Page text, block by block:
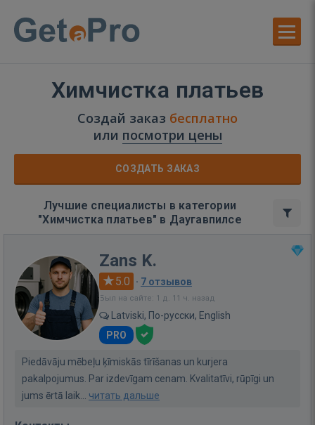
Химчистка платьев
Создай заказ бесплатно
или посмотри цены
СОЗДАТЬ ЗАКАЗ
Лучшие специалисты в категории
"Химчистка платьев" в Даугавпилсе
Zans K.
5.0 · 7 отзывов
Был на сайте: 1 д. 11 ч. назад
Latviski, По-русски, English
PRO
Piedāvāju mēbeļu ķīmiskās tīrīšanas un kurjera
pakalpojumus. Par izdevīgam cenam. Kvalitatīvi, rūpīgi un
jums ērtā laik... читать дальше